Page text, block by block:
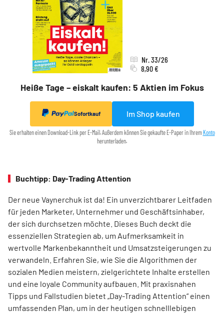
Heiße Tage – eiskalt kaufen: 5 Aktien im Fokus
Nr. 33/26
8,90 €
Sofortkauf Im Shop kaufen
Sie erhalten einen Download-Link per E-Mail. Außerdem können Sie gekaufte E-Paper in Ihrem Konto
herunterladen.
Buchtipp: Day-Trading Attention
Der neue Vaynerchuk ist da! Ein unverzichtbarer Leitfaden
für jeden Marketer, Unternehmer und Geschäftsinhaber,
der sich durchsetzen möchte. Dieses Buch deckt die
essenziellen Strategien ab, um Aufmerksamkeit in
wertvolle Markenbekanntheit und Umsatzsteigerungen zu
verwandeln. Erfahren Sie, wie Sie die Algorithmen der
sozialen Medien meistern, zielgerichtete Inhalte erstellen
und eine loyale Community aufbauen. Mit praxisnahen
Tipps und Fallstudien bietet „Day-Trading Attention“ einen
umfassenden Plan, um in der heutigen schnelllebigen